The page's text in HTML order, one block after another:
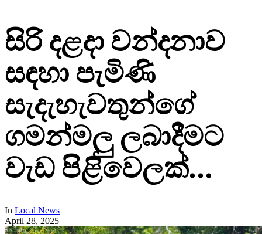
සිරි දළදා වන්දනාව
සඳහා පැමිණි
සැදැහැවතුන්ගේ
ගමන්මලු ලබාදීමට
වැඩ පිළිවෙලක්…
In Local News
April 28, 2025